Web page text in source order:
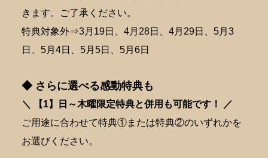
きます。ご了承ください。
特典対象外⇒3月19日、4月28日、4月29日、5月3
日、5月4日、5月5日、5月6日
◆ さらに選べる感動特典も
＼ 【1】日～木曜限定特典と併用も可能です！ ／
ご用途に合わせて特典①または特典②のいずれかを
お選びください。